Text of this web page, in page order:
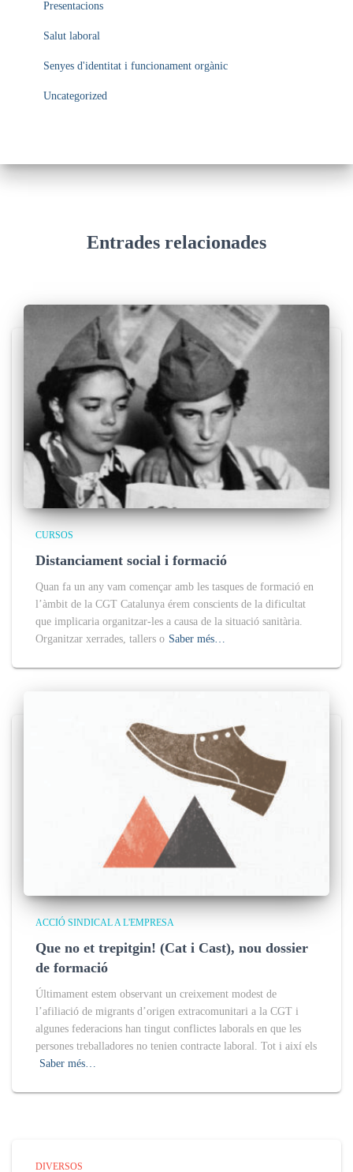
Presentacions
Salut laboral
Senyes d'identitat i funcionament orgànic
Uncategorized
Entrades relacionades
CURSOS
Distanciament social i formació
Quan fa un any vam començar amb les tasques de formació en
l’àmbit de la CGT Catalunya érem conscients de la dificultat
que implicaria organitzar-les a causa de la situació sanitària.
Organitzar xerrades, tallers o Saber més…
ACCIÓ SINDICAL A L'EMPRESA
Que no et trepitgin! (Cat i Cast), nou dossier
de formació
Últimament estem observant un creixement modest de
l’afiliació de migrants d’origen extracomunitari a la CGT i
algunes federacions han tingut conflictes laborals en que les
persones treballadores no tenien contracte laboral. Tot i així els
Saber més…
DIVERSOS